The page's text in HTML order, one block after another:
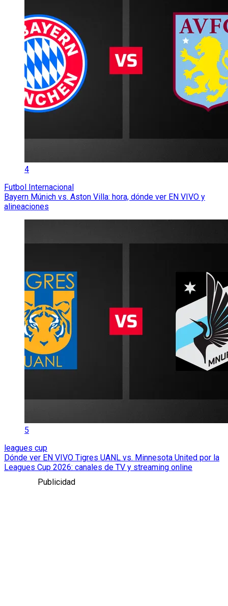
4
Futbol Internacional
Bayern Múnich vs. Aston Villa: hora, dónde ver EN VIVO y
alineaciones
5
leagues cup
Dónde ver EN VIVO Tigres UANL vs. Minnesota United por la
Leagues Cup 2026: canales de TV y streaming online
Publicidad